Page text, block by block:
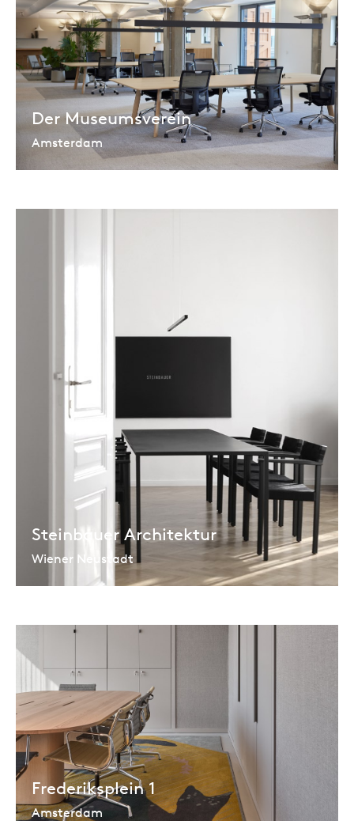
Der Museumsverein
Amsterdam
Steinbauer Architektur
Wiener Neustadt
Frederiksplein 1
Amsterdam